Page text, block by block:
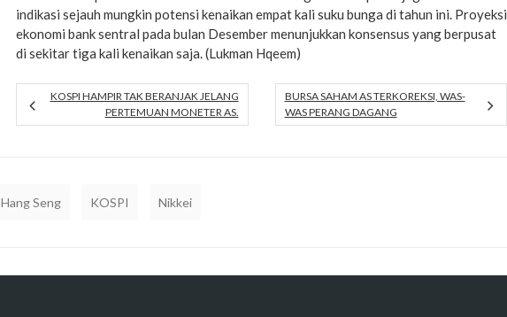
indikasi sejauh mungkin potensi kenaikan empat kali suku bunga di tahun ini. Proyeksi
ekonomi bank sentral pada bulan Desember menunjukkan konsensus yang berpusat
di sekitar tiga kali kenaikan saja. (Lukman Hqeem)
KOSPI HAMPIR TAK BERANJAK JELANG
PERTEMUAN MONETER AS.
BURSA SAHAM AS TERKOREKSI, WAS-
WAS PERANG DAGANG
Hang Seng KOSPI Nikkei